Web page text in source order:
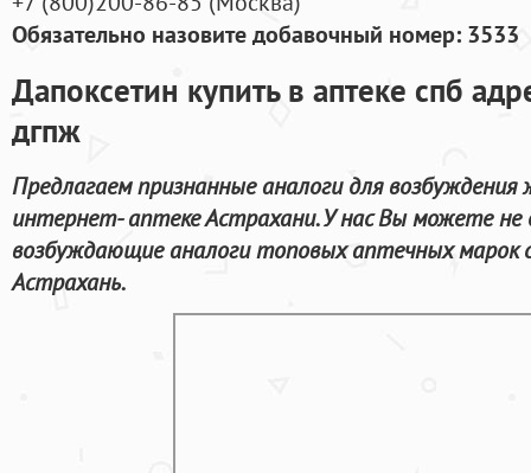
Обязательно назовите добавочный номер: 3533
Дапоксетин купить в аптеке спб
дгпж
Предлагаем признанные аналоги для
интернет- аптеке Астрахани. У нас Вы можете не
возбуждающие аналоги топовых аптечных марок
Астрахань.